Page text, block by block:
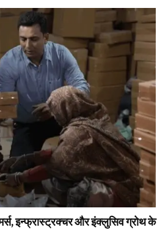
इन्फ्रास्ट्रक्चर और इंक्लुसिव ग्रोथ के